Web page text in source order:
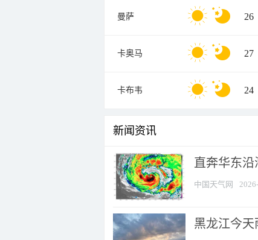
曼萨 26
卡奥马 27
卡布韦 24
新闻资讯
直奔华东
中国天气网
黑龙江今